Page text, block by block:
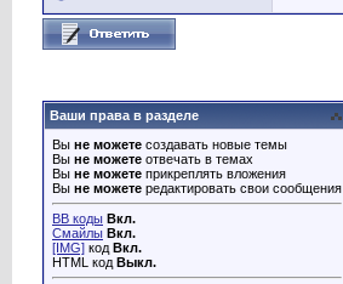
Ваши права в разделе
Вы не можете создавать новые темы
Вы не можете отвечать в темах
Вы не можете прикреплять вложения
Вы не можете редактировать свои сообщения
BB коды Вкл.
Смайлы Вкл.
[IMG] код Вкл.
HTML код Выкл.